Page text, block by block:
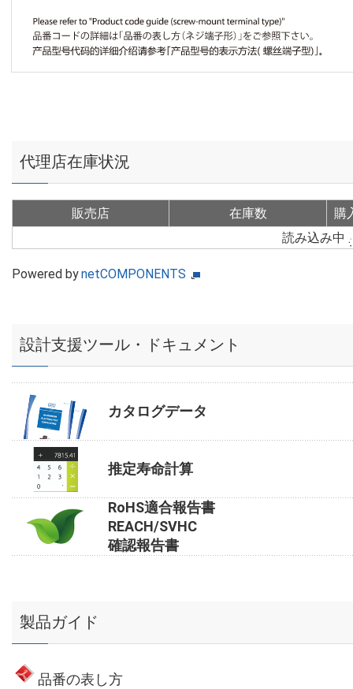
代理店在庫状況
販売店 在庫数
購
読み込み中
Powered bynetCOMPONENTS
設計支援ツール・ドキュメント
カタログデータ
推定寿命計算
RoHS適合報告書
REACH/SVHC
確認報告書
製品ガイド
品番の表し方